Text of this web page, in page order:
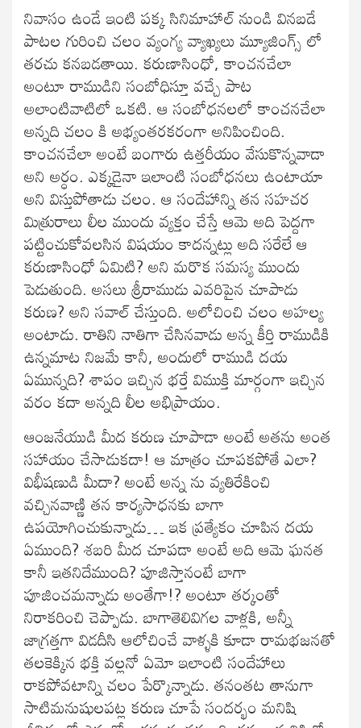
నివాసం ఉండే ఇంటి పక్క సినిమాహాల్ నుండి వినబడే
పాటల గురించి చలం వ్యంగ్య వ్యాఖ్యలు మ్యూజింగ్స్ లో
తరచు కనబడతాయి. కరుణాసింధో, కాంచనచేలా
అంటూ రాముడిని సంబోధిస్తూ వచ్చే పాట
అలాంటివాటిలో ఒకటి. ఆ సంబోధనలలో కాంచనచేలా
అన్నది చలం కి అభ్యంతరకరంగా అనిపించింది.
కాంచనచేలా అంటే బంగారు ఉత్తరీయం వేసుకొన్నవాడా
అని అర్ధం. ఎక్కడైనా ఇలాంటి సంబోధనలు ఉంటాయా
అని విస్తుపోతాడు చలం. ఆ సందేహాన్ని తన సహచర
మిత్రురాలు లీల ముందు వ్యక్తం చేస్తే ఆమె అది పెద్దగా
పట్టించుకోవలసిన విషయం కాదన్నట్లు అది సరేలే ఆ
కరుణాసింధో ఏమిటి? అని మరొక సమస్య ముందు
పెడుతుంది. అసలు శ్రీరాముడు ఎవరిపైన చూపాడు
కరుణ? అని సవాల్ చేస్తుంది. అలోచించి చలం అహల్య
అంటాడు. రాతిని నాతిగా చేసినవాడు అన్న కీర్తి రాముడికి
ఉన్నమాట నిజమే కానీ, అందులో రాముడి దయ
ఏమున్నది? శాపం ఇచ్చిన భర్తే విముక్తి మార్గంగా ఇచ్చిన
వరం కదా అన్నది లీల అభిప్రాయం.
ఆంజనేయుడి మీద కరుణ చూపాడా అంటే అతను అంత
సహాయం చేసాడుకదా! ఆ మాత్రం చూపకపోతే ఎలా?
విభీషణుడి మీదా? అంటే అన్న ను వ్యతిరేకించి
వచ్చినవాణ్ణి తన కార్యసాధనకు బాగా
ఉపయోగించుకున్నాడు… ఇక ప్రత్యేకం చూపిన దయ
ఏముంది? శబరి మీద చూపడా అంటే అది ఆమె ఘనత
కానీ ఇతనిదేముంది? పూజిస్తానంటే బాగా
పూజించమన్నాడు అంతేగా!? అంటూ తర్కంతో
నిరాకరించి చెప్పాడు. బాగాతెలివిగల వాళ్లకి, అన్నీ
జాగ్రత్తగా విడదీసి ఆలోచించే వాళ్ళకి కూడా రామభజనతో
తలకెక్కిన భక్తి వల్లనో ఏమో ఇలాంటి సందేహాలు
రాకపోవటాన్ని చలం పేర్కొన్నాడు. తనంతట తానుగా
సాటిమనుషులపట్ల కరుణ చూపే సందర్భం మనిషి